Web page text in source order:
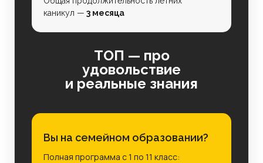
Вы на семейном образовании?
Полная программа с 1 по 11 класс:
ТОП — про
удовольствие
и реальные знания
каникул — 3 месяца